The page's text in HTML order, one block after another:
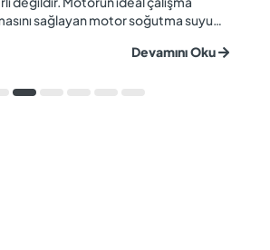
sağlayan motor soğutma suyu
olarak kontrol edilmeyen veya
ve yüksek onarım ma...
Devamını Oku